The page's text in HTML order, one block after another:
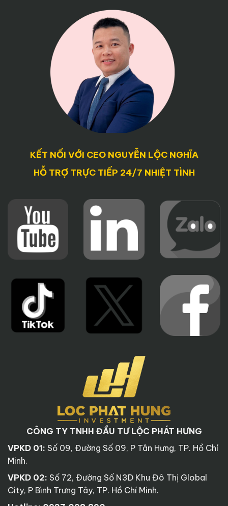
KẾT NỐI VỚI CEO NGUYỄN LỘC NGHĨA
HỖ TRỢ TRỰC TIẾP 24/7 NHIỆT TÌNH
CÔNG TY TNHH ĐẦU TƯ LỘC PHÁT HƯNG
VPKD 01: Số 09, Đường Số 09, P Tân Hưng, TP. Hồ Chí
Minh.
VPKD 02: Số 72, Đường Số N3D Khu Đô Thị Global
City, P Bình Trưng Tây, TP. Hồ Chí Minh.